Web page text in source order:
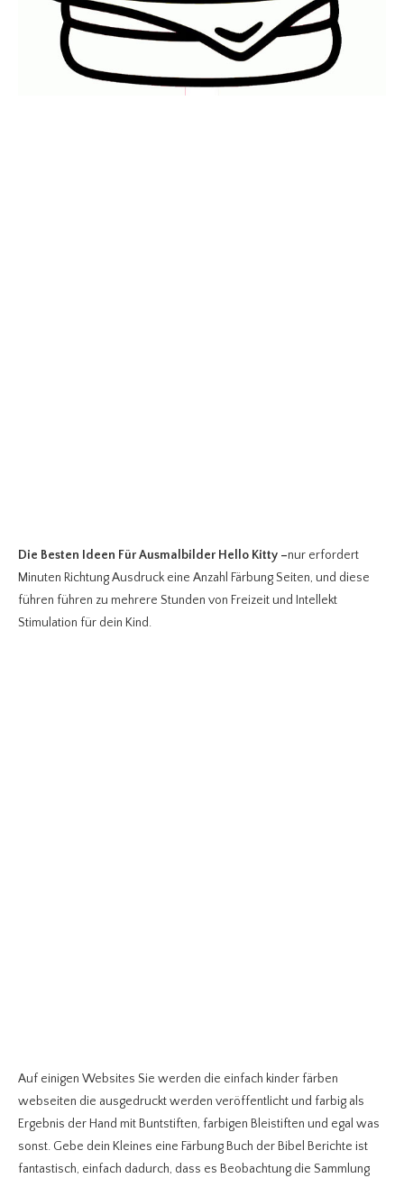
Die Besten Ideen Für Ausmalbilder Hello Kitty –nur erfordert
Minuten Richtung Ausdruck eine Anzahl Färbung Seiten, und diese
führen führen zu mehrere Stunden von Freizeit und Intellekt
Stimulation für dein Kind.
Auf einigen Websites Sie werden die einfach kinder färben
webseiten die ausgedruckt werden veröffentlicht und farbig als
Ergebnis der Hand mit Buntstiften, farbigen Bleistiften und egal was
sonst. Gebe dein Kleines eine Färbung Buch der Bibel Berichte ist
fantastisch, einfach dadurch, dass es Beobachtung die Sammlung